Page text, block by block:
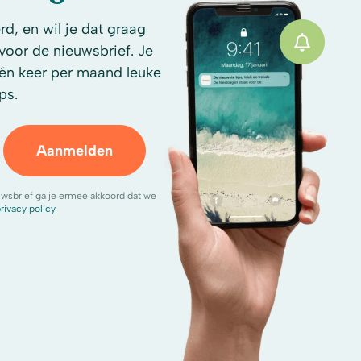
en wil je dat graag
de nieuwsbrief. Je
keer per maand leuke
Aanmelden
ga je ermee akkoord dat we
policy